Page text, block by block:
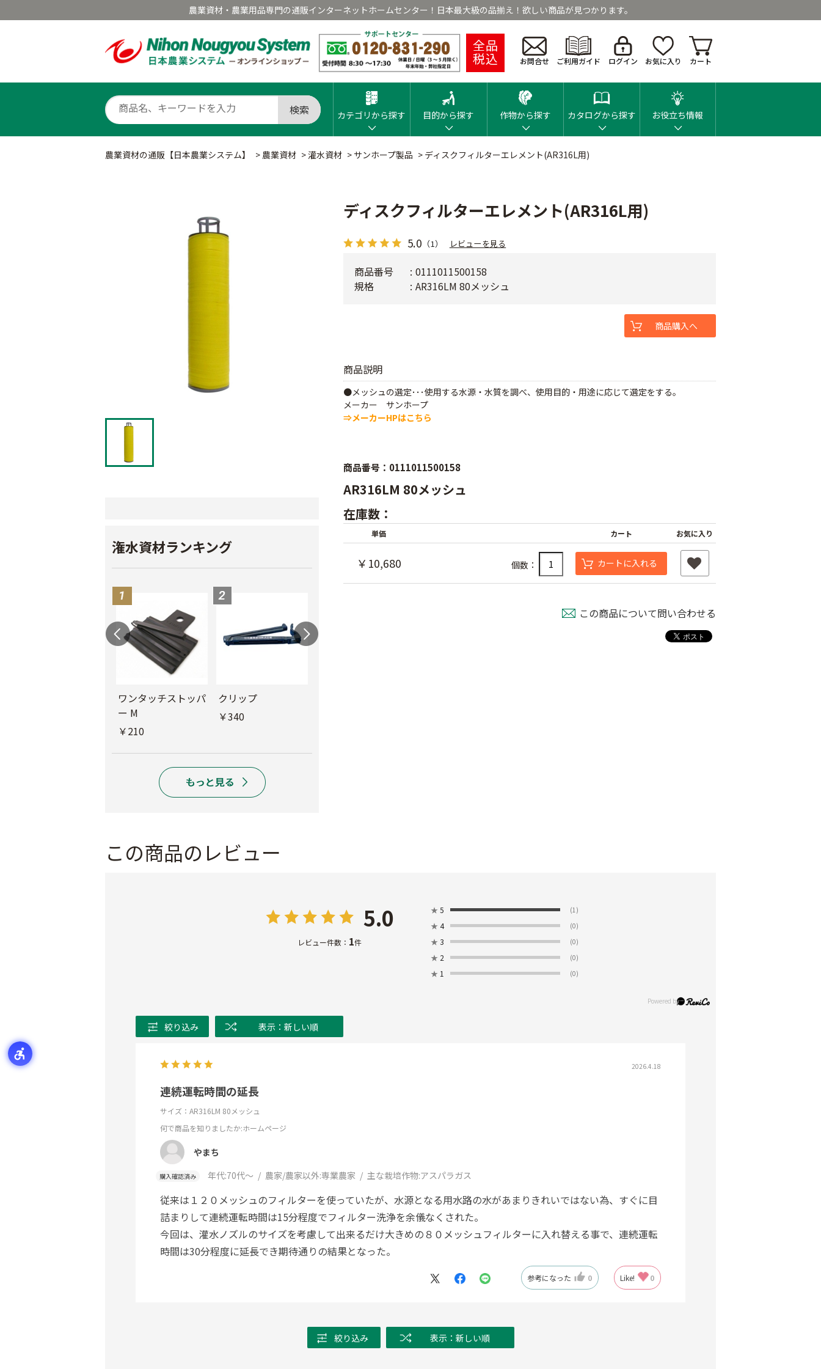
農業資材・農業用品専門の通販インターネットホームセンター！日本最大級の品揃え！欲しい商品が見つかります。
全品
税込 お問合せ ご利用ガイド ログイン お気に入り カート
検索 カテゴリから探す 目的から探す 作物から探す カタログから探す お役立ち情報
農業資材の通販【日本農業システム】 > 農業資材 >灌水資材 > サンホープ製品 > ディスクフィルターエレメント(AR316L用)
潅水資材ランキング
ワンタッチストッパ
ー M
￥210
クリップ
￥340
ディスクフィルターエレメント(AR316L用)
5.0 （1） レビューを見る
商品説明
●メッシュの選定･･･使用する水源・水質を調べ、使用目的・用途に応じて選定をする。
メーカー サンホープ
⇒メーカーHPはこちら
商品番号
0111011500158
規格
AR316LM 80メッシュ
商品購入へ
商品番号：0111011500158
AR316LM 80メッシュ
在庫数：
単価 カート お気に入り
￥10,680 個数： カートに入れる
この商品について問い合わせる
この商品のレビュー
5.0
レビュー件数： 1件
★ 5 (1)
★ 4 (0)
★ 3 (0)
★ 2 (0)
★ 1 (0)
絞り込み 表示：新しい順
2026.4.18
連続運転時間の延長
サイズ：AR316LM 80メッシュ
何で商品を知りましたか:ホームページ
やまち
購入確認済み 年代:70代～ 農家/農家以外:専業農家 主な栽培作物:アスパラガス
従来は１２０メッシュのフィルターを使っていたが、水源となる用水路の水があまりきれいではない為、すぐに目
詰まりして連続運転時間は15分程度でフィルター洗浄を余儀なくされた。
今回は、灌水ノズルのサイズを考慮して出来るだけ大きめの８０メッシュフィルターに入れ替える事で、連続運転
時間は30分程度に延長でき期待通りの結果となった。
参考になった 0 Like! 0
絞り込み 表示：新しい順